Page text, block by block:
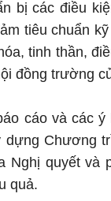
bị các điều
tiêu chuẩn
tinh thần,
đồng trường
cáo và các
dựng Chương
Nghị quyết
quả.